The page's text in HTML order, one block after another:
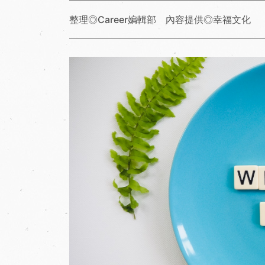
整理◎Career媥輯部 內容提供◎幸福文化